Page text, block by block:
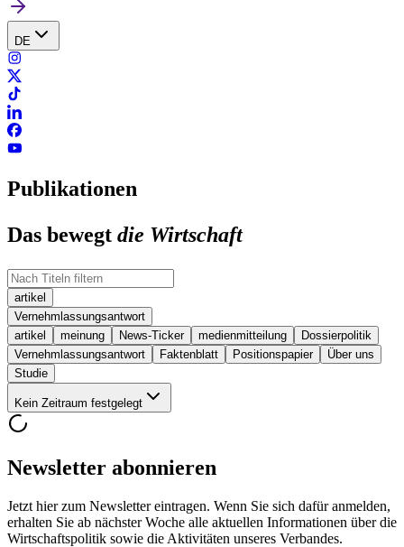
DE
Publikationen
Das bewegt die Wirtschaft
artikel
Vernehmlassungsantwort
artikel
meinung News-Ticker medienmitteilung
Dossierpolitik
Vernehmlassungsantwort
Faktenblatt Positionspapier
Über uns
Studie
Kein Zeitraum festgelegt
Newsletter abonnieren
Jetzt hier zum Newsletter eintragen. Wenn Sie sich dafür anmelden,
erhalten Sie ab nächster Woche alle aktuellen Informationen über die
Wirtschaftspolitik sowie die Aktivitäten unseres Verbandes.